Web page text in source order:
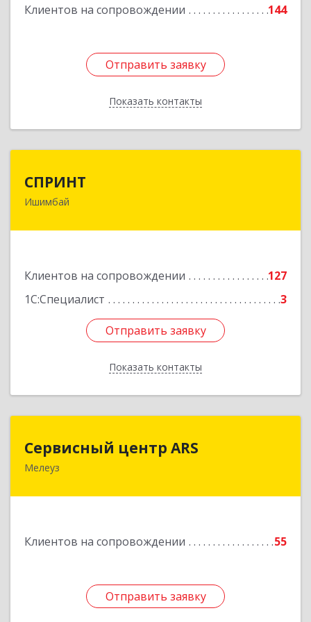
Клиентов на сопровождении 144
Отправить заявку
Показать контакты
Отправить заявку
Назад
СПРИНТ
Ишимбай
Клиентов на сопровождении
127
1С:Специалист
3
Отправить заявку
Показать контакты
453201, Башкортостан Респ, Ишимбайский р-н,
Отправить заявку
Назад
Сервисный центр ARS
Мелеуз
Клиентов на сопровождении 55
Отправить заявку
Отправить заявку